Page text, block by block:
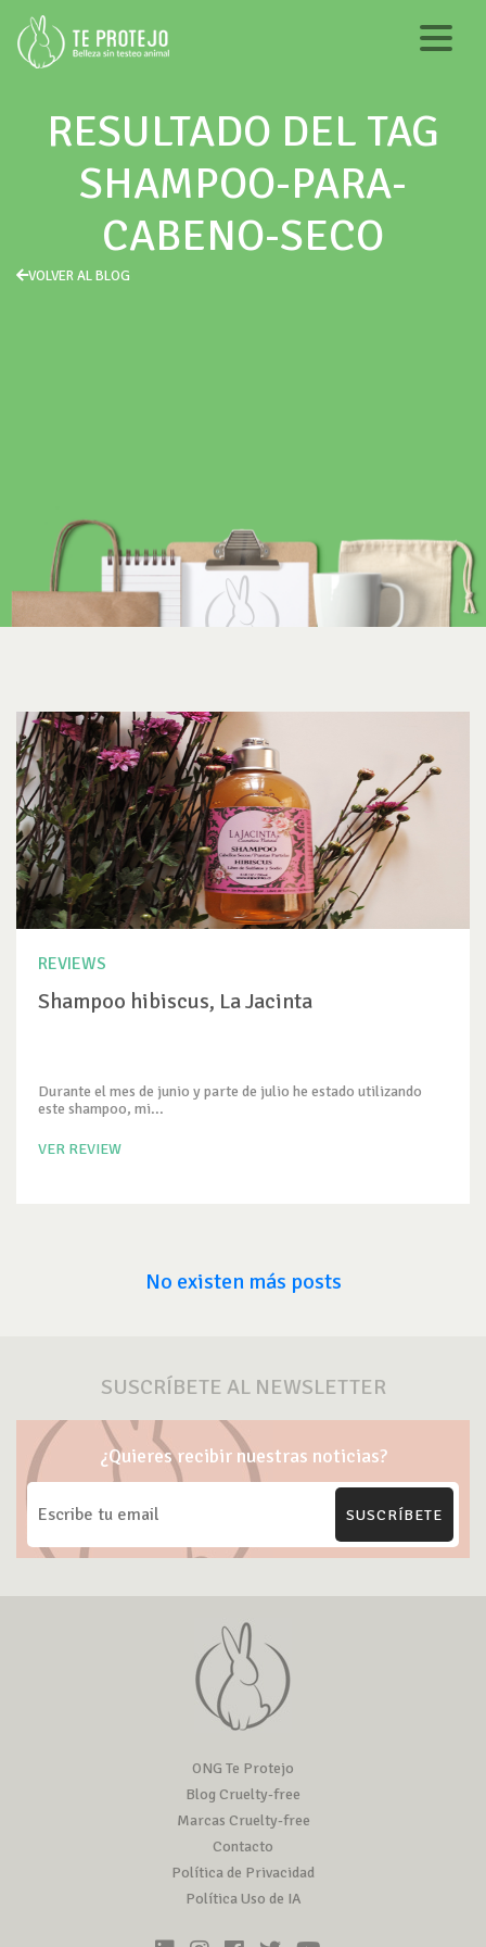
RESULTADO DEL TAG
SHAMPOO-PARA-
CABENO-SECO
VOLVER AL BLOG
REVIEWS
Shampoo hibiscus, La Jacinta
Durante el mes de junio y parte de julio he estado utilizando
este shampoo, mi...
VER REVIEW
No existen más posts
SUSCRÍBETE AL NEWSLETTER
¿Quieres recibir nuestras noticias?
SUSCRÍBETE
ONG Te Protejo
Blog Cruelty-free
Marcas Cruelty-free
Contacto
Política de Privacidad
Política Uso de IA